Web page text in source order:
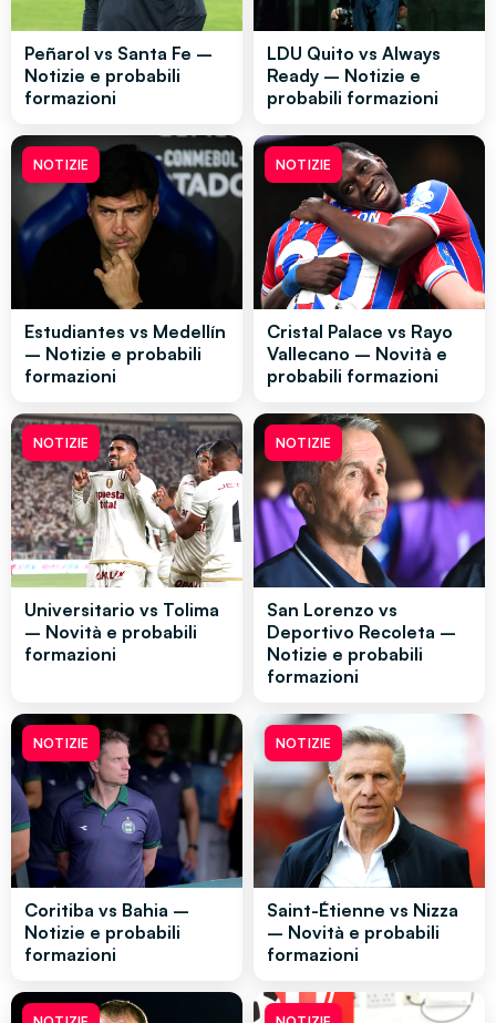
Peñarol vs Santa Fe –
Notizie e probabili
formazioni
LDU Quito vs Always
Ready – Notizie e
probabili formazioni
NOTIZIE
Estudiantes vs Medellín
– Notizie e probabili
formazioni
NOTIZIE
Cristal Palace vs Rayo
Vallecano – Novità e
probabili formazioni
NOTIZIE
Universitario vs Tolima
– Novità e probabili
formazioni
NOTIZIE
San Lorenzo vs
Deportivo Recoleta –
Notizie e probabili
formazioni
NOTIZIE
Coritiba vs Bahia –
Notizie e probabili
formazioni
NOTIZIE
Saint-Étienne vs Nizza
– Novità e probabili
formazioni